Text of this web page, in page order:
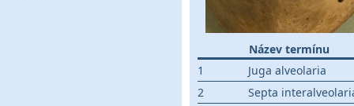
Název termínu
1
Juga alveolaria
2
Septa